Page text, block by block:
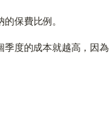
保費比例。
季度的成本就越高，因為